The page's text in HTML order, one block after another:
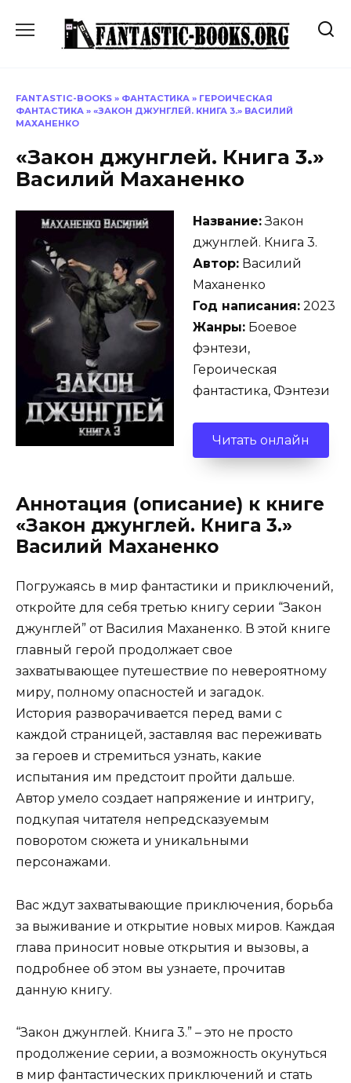
содержанию
FANTASTIC-BOOKS » ФАНТАСТИКА » ГЕРОИЧЕСКАЯ
ФАНТАСТИКА » «ЗАКОН ДЖУНГЛЕЙ. КНИГА 3.» ВАСИЛИЙ
МАХАНЕНКО
«Закон джунглей. Книга 3.»
Василий Маханенко
Название:Закон
джунглей. Книга 3.
Автор: Василий
Маханенко
Год написания: 2023
Жанры: Боевое
фэнтези,
Героическая
фантастика, Фэнтези
Читать онлайн
Аннотация (описание) к книге
«Закон джунглей. Книга 3.»
Василий Маханенко
Погружаясь в мир фантастики и приключений,
откройте для себя третью книгу серии “Закон
джунглей” от Василия Маханенко. В этой книге
главный герой продолжает свое
захватывающее путешествие по невероятному
миру, полному опасностей и загадок.
История разворачивается перед вами с
каждой страницей, заставляя вас переживать
за героев и стремиться узнать, какие
испытания им предстоит пройти дальше.
Автор умело создает напряжение и интригу,
подкупая читателя непредсказуемым
поворотом сюжета и уникальными
персонажами.
Вас ждут захватывающие приключения, борьба
за выживание и открытие новых миров. Каждая
глава приносит новые открытия и вызовы, а
подробнее об этом вы узнаете, прочитав
данную книгу.
“Закон джунглей. Книга 3.” – это не просто
продолжение серии, а возможность окунуться
в мир фантастических приключений и стать